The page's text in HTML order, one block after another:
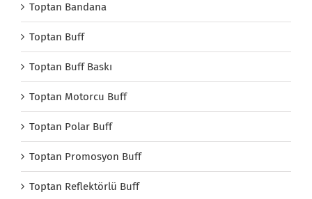
Toptan Bandana
Toptan Buff
Toptan Buff Baskı
Toptan Motorcu Buff
Toptan Polar Buff
Toptan Promosyon Buff
Toptan Reflektörlü Buff